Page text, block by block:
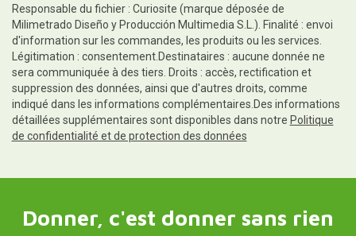
Responsable du fichier : Curiosite (marque déposée de
Milimetrado Diseño y Producción Multimedia S.L.). Finalité : envoi
d'information sur les commandes, les produits ou les services.
Légitimation : consentement.Destinataires : aucune donnée ne
sera communiquée à des tiers. Droits : accès, rectification et
suppression des données, ainsi que d'autres droits, comme
indiqué dans les informations complémentaires.Des informations
détaillées supplémentaires sont disponibles dans notre Politique
de confidentialité et de protection des données
Donner, c'est donner sans rien